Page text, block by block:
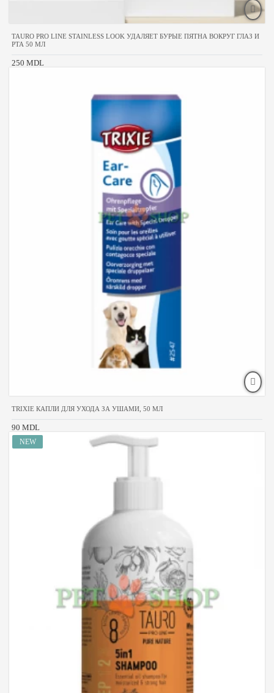
TAURO PRO LINE STAINLESS LOOK УДАЛЯЕТ БУРЫЕ ПЯТНА ВОКРУГ ГЛАЗ И
РТА 50 МЛ
250 MDL
TRIXIE КАПЛИ ДЛЯ УХОДА ЗА УШАМИ, 50 МЛ
90 MDL